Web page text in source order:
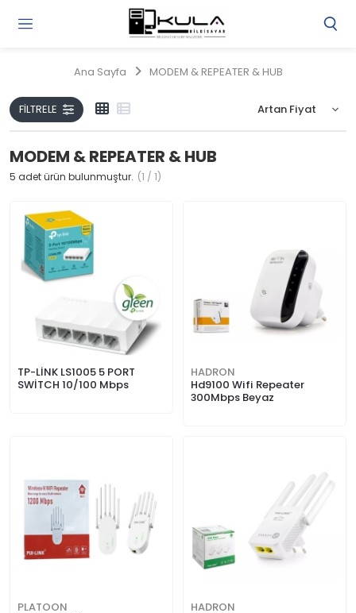
Ana Sayfa MODEM & REPEATER & HUB
FILTRELE
MODEM & REPEATER & HUB
5 adet ürün bulunmuştur. (1 / 1)
TP-LİNK LS1005 5 PORT
SWİTCH 10/100 Mbps
HADRON
Hd9100 Wifi Repeater
300Mbps Beyaz
PLATOON
HADRON